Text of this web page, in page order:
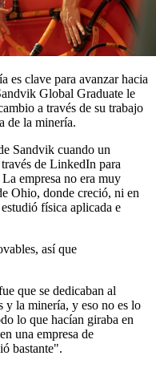
es clave para avanzar hacia
Global Graduate le
a través de su trabajo
de la minería.
Sandvik cuando un
de LinkedIn para
empresa no era muy
Ohio, donde creció, ni en
física aplicada e
así que
que se dedicaban al
y la minería, y eso no es lo
lo que hacían giraba en
una empresa de
bastante".